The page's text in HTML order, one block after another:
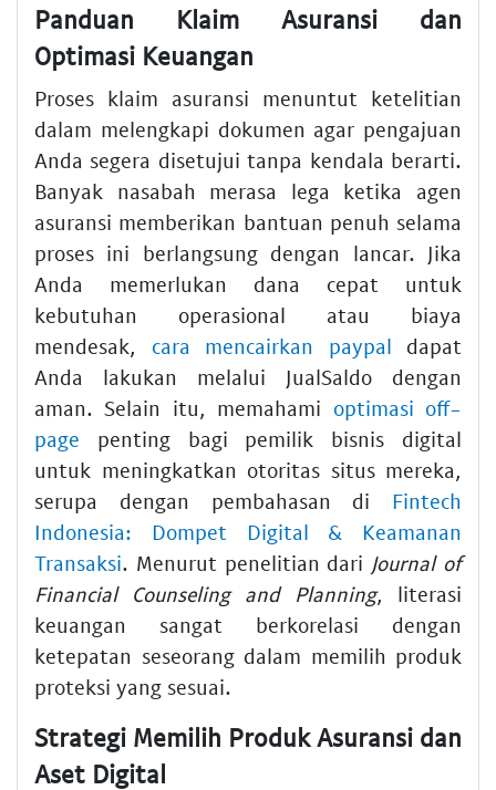
Panduan Klaim Asuransi dan
Optimasi Keuangan
Proses klaim asuransi menuntut ketelitian
dalam melengkapi dokumen agar pengajuan
Anda segera disetujui tanpa kendala berarti.
Banyak nasabah merasa lega ketika agen
asuransi memberikan bantuan penuh selama
proses ini berlangsung dengan lancar. Jika
Anda memerlukan dana cepat untuk
kebutuhan operasional atau biaya
mendesak, cara mencairkan paypal dapat
Anda lakukan melalui JualSaldo dengan
aman. Selain itu, memahami optimasi off-
page penting bagi pemilik bisnis digital
untuk meningkatkan otoritas situs mereka,
serupa dengan pembahasan di Fintech
Indonesia: Dompet Digital & Keamanan
Transaksi. Menurut penelitian dari Journal of
Financial Counseling and Planning, literasi
keuangan sangat berkorelasi dengan
ketepatan seseorang dalam memilih produk
proteksi yang sesuai.
Strategi Memilih Produk Asuransi dan
Aset Digital